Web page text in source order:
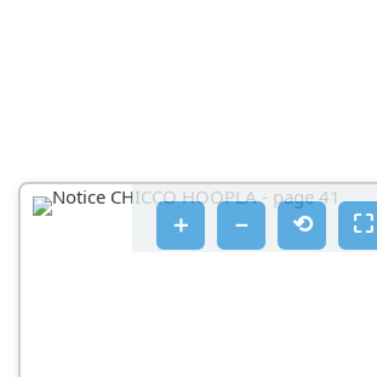
＋ － ⟲ ⛶